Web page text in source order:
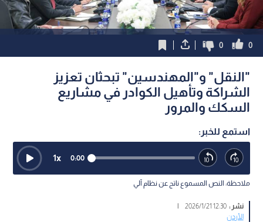
0
0
"النقل" و"المهندسين" تبحثان تعزيز
الشراكة وتأهيل الكوادر في مشاريع
السكك والمرور
استمع للخبر:
0:00
1x
ملاحظة: النص المسموع ناتج عن نظام آلي
نشر :12:30 2026/1/21
|
الأردن